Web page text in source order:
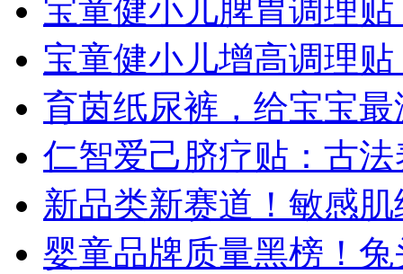
宝童健小儿脾胃调理
宝童健小儿增高调理
育茵纸尿裤，给宝宝
仁智爱己脐疗贴：古
新品类新赛道！敏感
婴童品牌质量黑榜！